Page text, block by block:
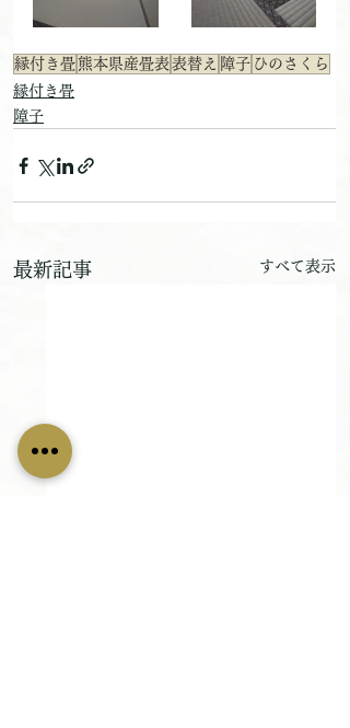
縁付き畳熊本県産畳表表替え 障子 ひのさくら
縁付き畳
障子
最新記事 すべて表示